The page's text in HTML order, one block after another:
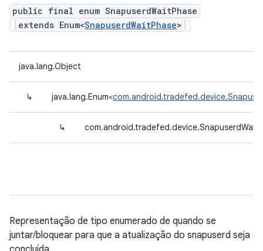
public final enum SnapuserdWaitPhase
extends Enum<SnapuserdWaitPhase>
java.lang.Object
↳ java.lang.Enum<
↳
Representação de tipo enumerado de quando se
juntar/bloquear para que a atualização do snapuserd seja